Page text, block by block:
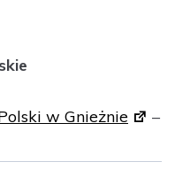
w Gnieżnie
–